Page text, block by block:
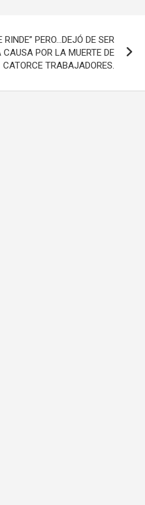
RINDE” PERO…DEJÓ DE SER
POR LA MUERTE DE
CATORCE TRABAJADORES.